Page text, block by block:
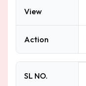
View
Action
SL NO.